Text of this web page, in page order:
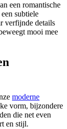
een romantische
subtiele
verfijnde details
mooi mee
moderne
vorm, bijzondere
die net even
en stijl.